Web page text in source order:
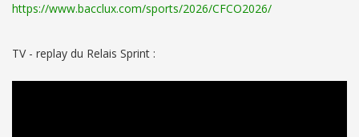
https://www.bacclux.com/sports/2026/CFCO2026/
TV - replay du Relais Sprint :